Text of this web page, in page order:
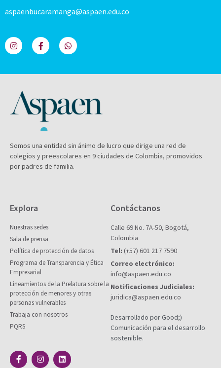
aspaenbucaramanga@aspaen.edu.co
Somos una entidad sin ánimo de lucro que dirige una red de
colegios y preescolares en 9 ciudades de Colombia, promovidos
por padres de familia.
Explora
Nuestras sedes
Sala de prensa
Política de protección de datos
Programa de Transparencia y Ética
Empresarial
Lineamientos de la Prelatura sobre la
protección de menores y otras
personas vulnerables
Trabaja con nosotros
PQRS
Contáctanos
Calle 69 No. 7A-50, Bogotá,
Colombia
Tel: (+57) 601 217 7590
Correo electrónico:
info@aspaen.edu.co
Notificaciones Judiciales:
juridica@aspaen.edu.co
Desarrollado por Good;)
Comunicación para el desarrollo
sostenible.